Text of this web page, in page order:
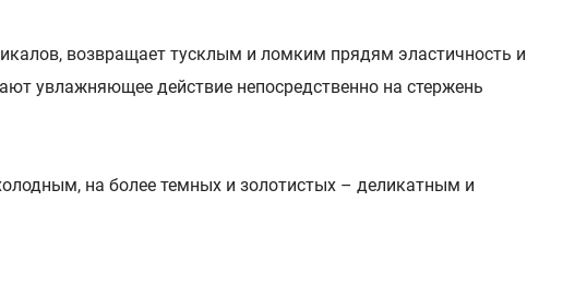
возвращает тусклым и ломким прядям эластичность и
увлажняющее действие непосредственно на стержень
на более темных и золотистых – деликатным и